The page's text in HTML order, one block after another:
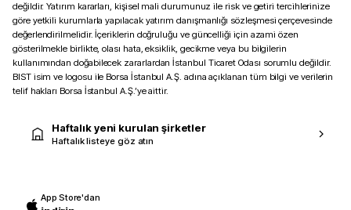
değildir. Yatırım kararları, kişisel mali durumunuz ile risk ve getiri tercihlerinize
göre yetkili kurumlarla yapılacak yatırım danışmanlığı sözleşmesi çerçevesinde
değerlendirilmelidir. İçeriklerin doğruluğu ve güncelliği için azami özen
gösterilmekle birlikte, olası hata, eksiklik, gecikme veya bu bilgilerin
kullanımından doğabilecek zararlardan İstanbul Ticaret Odası sorumlu değildir.
BIST isim ve logosu ile Borsa İstanbul A.Ş. adına açıklanan tüm bilgi ve verilerin
telif hakları Borsa İstanbul A.Ş.’ye aittir.
Haftalık yeni kurulan şirketler
Haftalık listeye göz atın
App Store'dan